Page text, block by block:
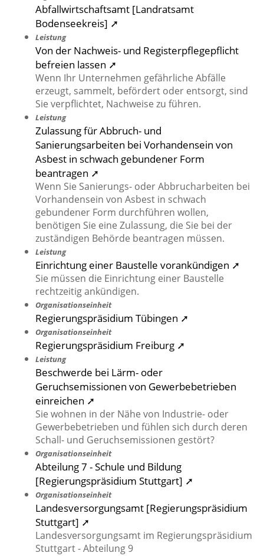
Abfallwirtschaftsamt [Landratsamt
Bodenseekreis] ➚
Leistung
Von der Nachweis- und Registerpflegepflicht
befreien lassen ➚
Wenn Ihr Unternehmen gefährliche Abfälle
erzeugt, sammelt, befördert oder entsorgt, sind
Sie verpflichtet, Nachweise zu führen.
Leistung
Zulassung für Abbruch- und
Sanierungsarbeiten bei Vorhandensein von
Asbest in schwach gebundener Form
beantragen ➚
Wenn Sie Sanierungs- oder Abbrucharbeiten bei
Vorhandensein von Asbest in schwach
gebundener Form durchführen wollen,
benötigen Sie eine Zulassung, die Sie bei der
zuständigen Behörde beantragen müssen.
Leistung
Einrichtung einer Baustelle vorankündigen ➚
Sie müssen die Einrichtung einer Baustelle
rechtzeitig ankündigen.
Organisationseinheit
Regierungspräsidium Tübingen ➚
Organisationseinheit
Regierungspräsidium Freiburg ➚
Leistung
Beschwerde bei Lärm- oder
Geruchsemissionen von Gewerbebetrieben
einreichen ➚
Sie wohnen in der Nähe von Industrie- oder
Gewerbebetrieben und fühlen sich durch deren
Schall- und Geruchsemissionen gestört?
Organisationseinheit
Abteilung 7 - Schule und Bildung
[Regierungspräsidium Stuttgart] ➚
Organisationseinheit
Landesversorgungsamt [Regierungspräsidium
Stuttgart] ➚
Landesversorgungsamt im Regierungspräsidium
Stuttgart - Abteilung 9